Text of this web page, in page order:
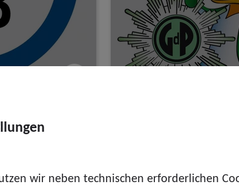
wir neben technischen erforderlichen